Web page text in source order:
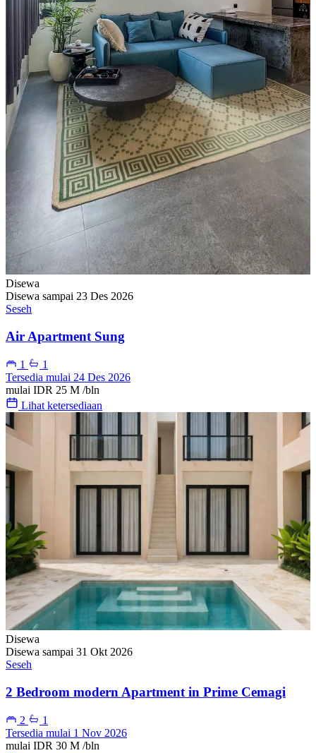
Disewa
Disewa sampai 23 Des 2026
Seseh
Air Apartment Sung
1
1
Tersedia mulai 24 Des 2026
mulai IDR 25 M /bln
Lihat ketersediaan
Disewa
Disewa sampai 31 Okt 2026
Seseh
2 Bedroom modern Apartment in Prime Cemagi
2
1
Tersedia mulai 1 Nov 2026
mulai IDR 30 M /bln